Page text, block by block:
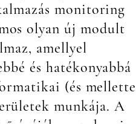
monitoring
olyan új modult
amellyel
és hatékonyabbá
(és mellette
munkája. A